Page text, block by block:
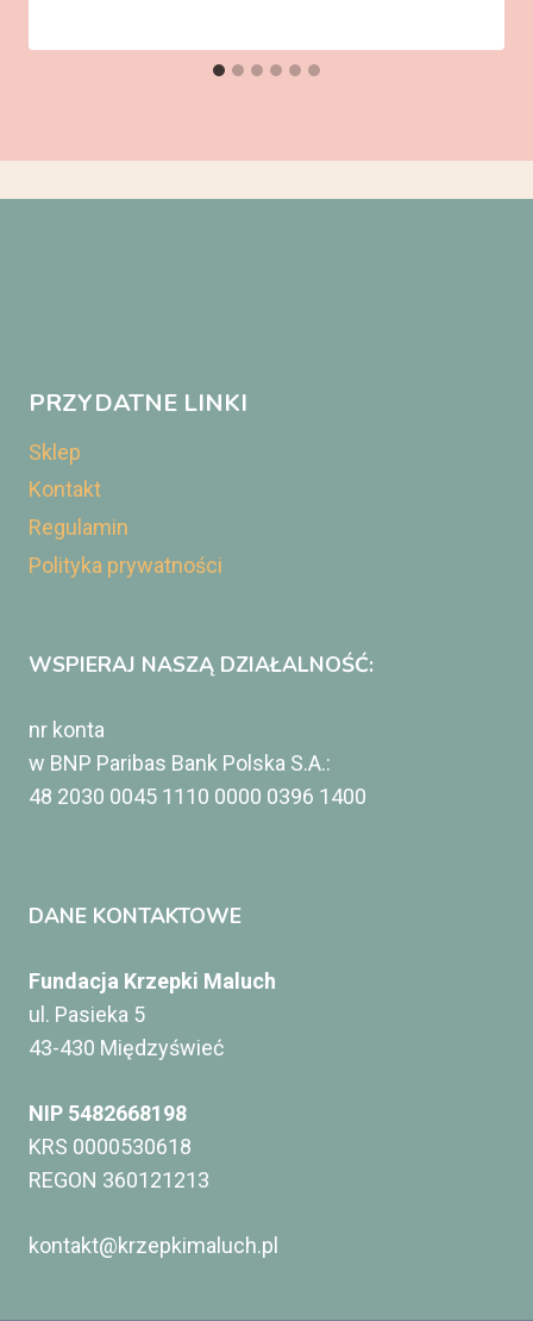
PRZYDATNE LINKI
Sklep
Kontakt
Regulamin
Polityka prywatności
WSPIERAJ NASZĄ DZIAŁALNOŚĆ:
nr konta
w BNP Paribas Bank Polska S.A.:
48 2030 0045 1110 0000 0396 1400
DANE KONTAKTOWE
Fundacja Krzepki Maluch
ul. Pasieka 5
43-430 Międzyświeć
NIP 5482668198
KRS 0000530618
REGON 360121213
kontakt@krzepkimaluch.pl